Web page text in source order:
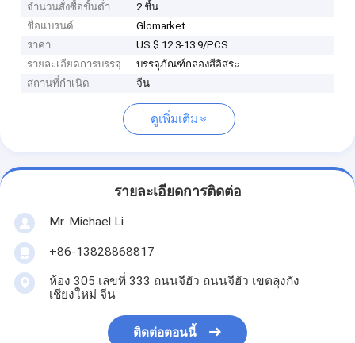
จำนวนสั่งซื้อขั้นต่ำ
2 ชิ้น
ชื่อแบรนด์
Glomarket
ราคา
US $ 12.3-13.9/PCS
รายละเอียดการบรรจุ
บรรจุภัณฑ์กล่องสีอิสระ
สถานที่กำเนิด
จีน
ดูเพิ่มเติม
รายละเอียดการติดต่อ
Mr. Michael Li
+86-13828868817
ห้อง 305 เลขที่ 333 ถนนจีฮัว ถนนจีฮัว เขตลุงกัง
เชียงใหม่ จีน
ติดต่อตอนนี้